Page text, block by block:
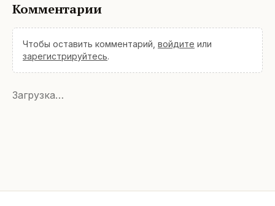
Комментарии
Чтобы оставить комментарий, войдите или
зарегистрируйтесь.
Загрузка…